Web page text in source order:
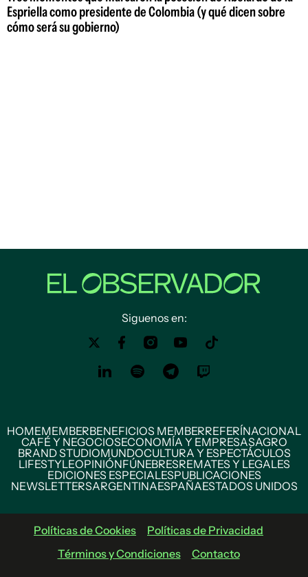
Espriella como presidente de Colombia (y qué dicen sobre
cómo será su gobierno)
Siguenos en:
HOMEMEMBERBENEFICIOS MEMBERREFERÍNACIONAL
CAFÉ Y NEGOCIOSECONOMÍA Y EMPRESASAGRO
BRAND STUDIOMUNDOCULTURA Y ESPECTÁCULOS
LIFESTYLEOPINIÓNFÚNEBRESREMATES Y LEGALES
EDICIONES ESPECIALESPUBLICACIONES
NEWSLETTERSARGENTINAESPAÑAESTADOS UNIDOS
Políticas de Cookies
Políticas de Privacidad
Términos y Condiciones
Contacto